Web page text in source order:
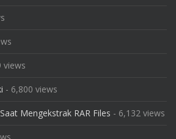
views
- 6,800 views
Mengekstrak RAR Files - 6,132 views